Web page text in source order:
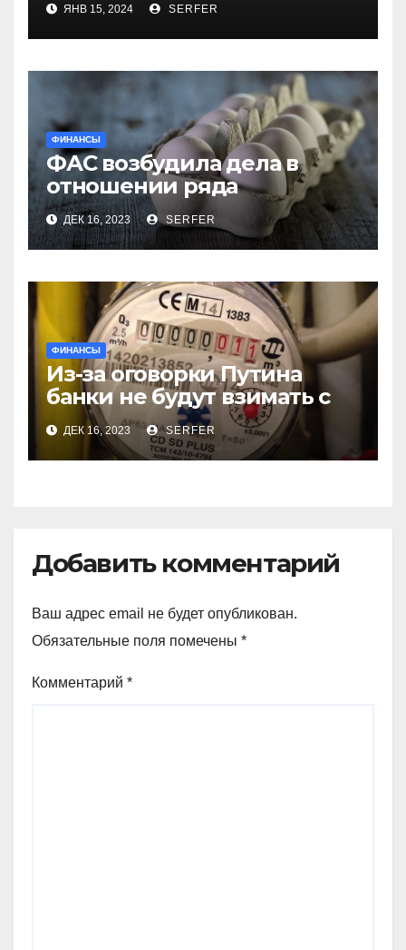
компенсаций
ЯНВ 15, 2024 SERFER
ФИНАНСЫ
ФАС возбудила дела в
отношении ряда
региональных
производителей куриных
яиц
ДЕК 16, 2023 SERFER
ФИНАНСЫ
Из-за оговорки Путина
банки не будут взимать с
пенсионеров
комиссионные за ЖКХ
ДЕК 16, 2023 SERFER
Добавить комментарий
Ваш адрес email не будет опубликован.
Обязательные поля помечены *
Комментарий *